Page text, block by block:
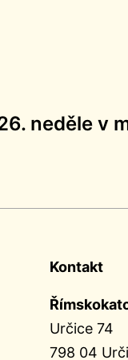
neděle v
Kontakt
Určice 74
798 04